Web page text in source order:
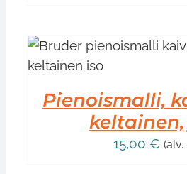
Pienoismalli,
15,00 € (alv.